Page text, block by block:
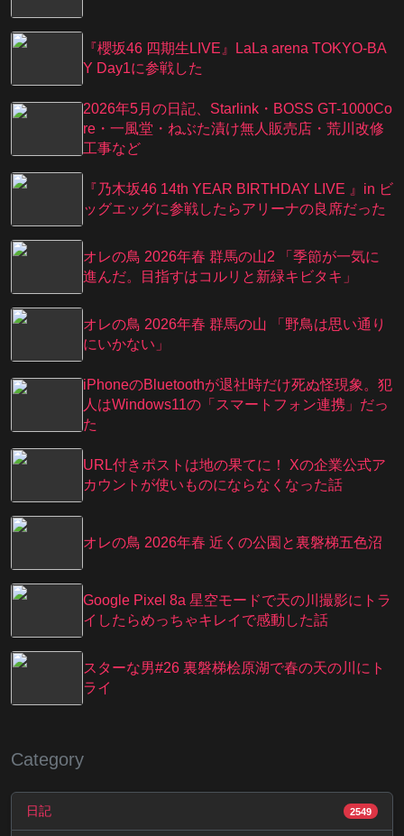
『櫻坂46 四期生LIVE』LaLa arena TOKYO-BA
Y Day1に参戦した
2026年5月の日記、Starlink・BOSS GT-1000Co
re・一風堂・ねぶた漬け無人販売店・荒川改修
工事など
『乃⽊坂46 14th YEAR BIRTHDAY LIVE 』in ビ
ッグエッグに参戦したらアリーナの良席だった
オレの鳥 2026年春 群馬の山2 「季節が一気に
進んだ。目指すはコルリと新緑キビタキ」
オレの鳥 2026年春 群馬の山 「野鳥は思い通り
にいかない」
iPhoneのBluetoothが退社時だけ死ぬ怪現象。犯
人はWindows11の「スマートフォン連携」だっ
た
URL付きポストは地の果てに！ Xの企業公式ア
カウントが使いものにならなくなった話
オレの鳥 2026年春 近くの公園と裏磐梯五色沼
Google Pixel 8a 星空モードで天の川撮影にトラ
イしたらめっちゃキレイで感動した話
スターな男#26 裏磐梯桧原湖で春の天の川にト
ライ
Category
日記 2549